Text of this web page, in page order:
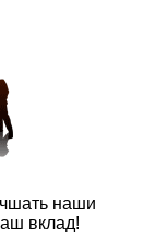
наши
вклад!